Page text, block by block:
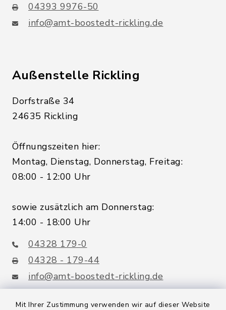
Mit Ihrer Zustimmung verwenden wir auf dieser Website
04393 9976-50
info@amt-boostedt-rickling.de
Außenstelle Rickling
Dorfstraße 34
24635 Rickling
Öffnungszeiten hier:
Montag, Dienstag, Donnerstag, Freitag:
08:00 - 12:00 Uhr
sowie zusätzlich am Donnerstag:
14:00 - 18:00 Uhr
04328 179-0
04328 - 179-44
info@amt-boostedt-rickling.de